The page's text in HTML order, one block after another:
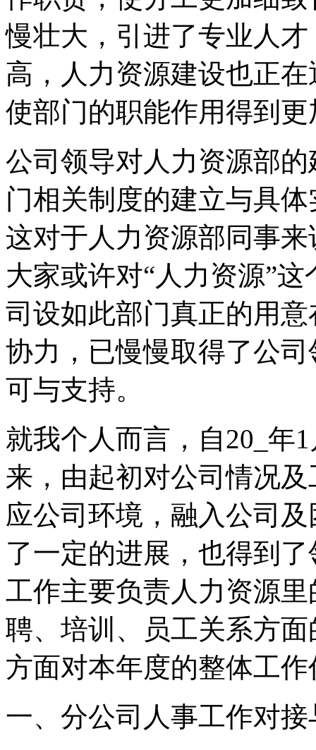
慢壮大，引进了专业人
高，人力资源建设也正
使部门的职能作用得到
公司领导对人力资源部
门相关制度的建立与具
这对于人力资源部同事
大家或许对“人力资源”
司设如此部门真正的用
协力，已慢慢取得了公
可与支持。
就我个人而言，自20_年
来，由起初对公司情况
应公司环境，融入公司
了一定的进展，也得到
工作主要负责人力资源
聘、培训、员工关系方
方面对本年度的整体工
一、分公司人事工作对接